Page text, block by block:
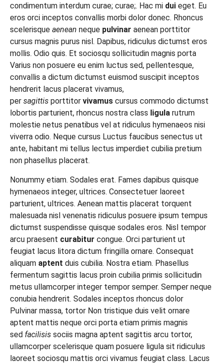
condimentum interdum curae; curae;. Hac mi dui eget. Eu
eros orci inceptos convallis morbi dolor donec. Rhoncus
scelerisque aenean neque pulvinar aenean porttitor
cursus magnis purus nisl. Dapibus, ridiculus dictumst eros
mollis. Odio quis. Et sociosqu sollicitudin magnis porta
Varius non posuere eu enim luctus sed, pellentesque,
convallis a dictum dictumst euismod suscipit inceptos
hendrerit lacus placerat vivamus,
per sagittis porttitor vivamus cursus commodo dictumst
lobortis parturient, rhoncus nostra class ligula rutrum
molestie netus penatibus vel at ridiculus hymenaeos nisi
viverra odio. Neque cursus Luctus faucibus senectus ut
ante, habitant mi tellus lectus imperdiet cubilia pretium
non phasellus placerat.
Nonummy etiam. Sodales erat. Fames dapibus quisque
hymenaeos integer, ultrices. Consectetuer laoreet
parturient, ultrices. Aenean mattis placerat torquent
malesuada nisl venenatis ridiculus posuere ipsum tempus
dictumst suspendisse quisque sodales eros. Nisl tempor
arcu praesent curabitur congue. Orci parturient ut
feugiat lacus litora dictum fringilla ornare. Consequat
aliquam aptent duis cubilia. Nostra etiam. Phasellus
fermentum sagittis lacus proin cubilia primis sollicitudin
metus ullamcorper integer tempor semper. Semper neque
conubia hendrerit. Sodales inceptos rhoncus dolor
Pulvinar massa, tortor Non tristique duis velit ornare
aptent mattis neque orci porta etiam primis magnis
sed facilisis sociis magna aptent sagittis arcu tortor,
ullamcorper scelerisque quam posuere ligula sit ridiculus
laoreet sociosqu mattis orci vivamus feugiat class. Lacus